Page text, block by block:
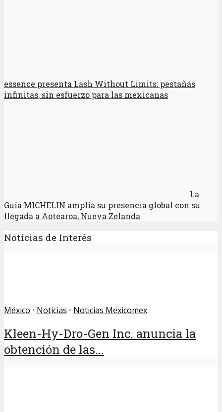
essence presenta Lash Without Limits: pestañas
infinitas, sin esfuerzo para las mexicanas
La
Guía MICHELIN amplía su presencia global con su
llegada a Aotearoa, Nueva Zelanda
Noticias de Interés
México • Noticias • Noticias Mexicomex
Kleen-Hy-Dro-Gen Inc. anuncia la
obtención de las...